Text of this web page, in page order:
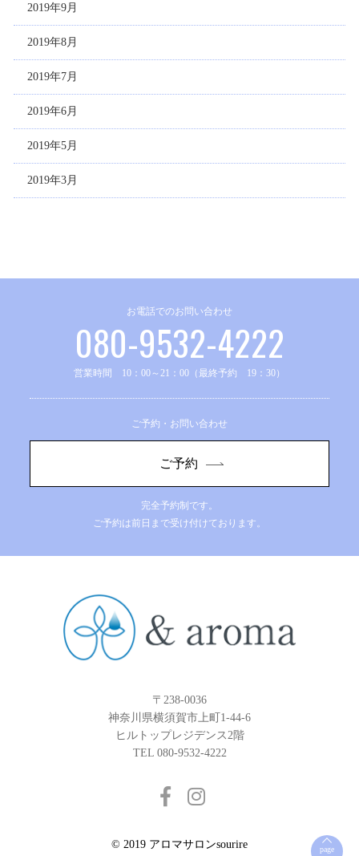
2019年9月
2019年8月
2019年7月
2019年6月
2019年5月
2019年3月
お電話でのお問い合わせ
080-9532-4222
営業時間 10：00～21：00（最終予約 19：30）
ご予約・お問い合わせ
ご予約
完全予約制です。
ご予約は前日まで受け付けております。
page
〒238-0036
神奈川県横須賀市上町1-44-6
ヒルトップレジデンス2階
TEL 080-9532-4222
© 2019 アロマサロンsourire